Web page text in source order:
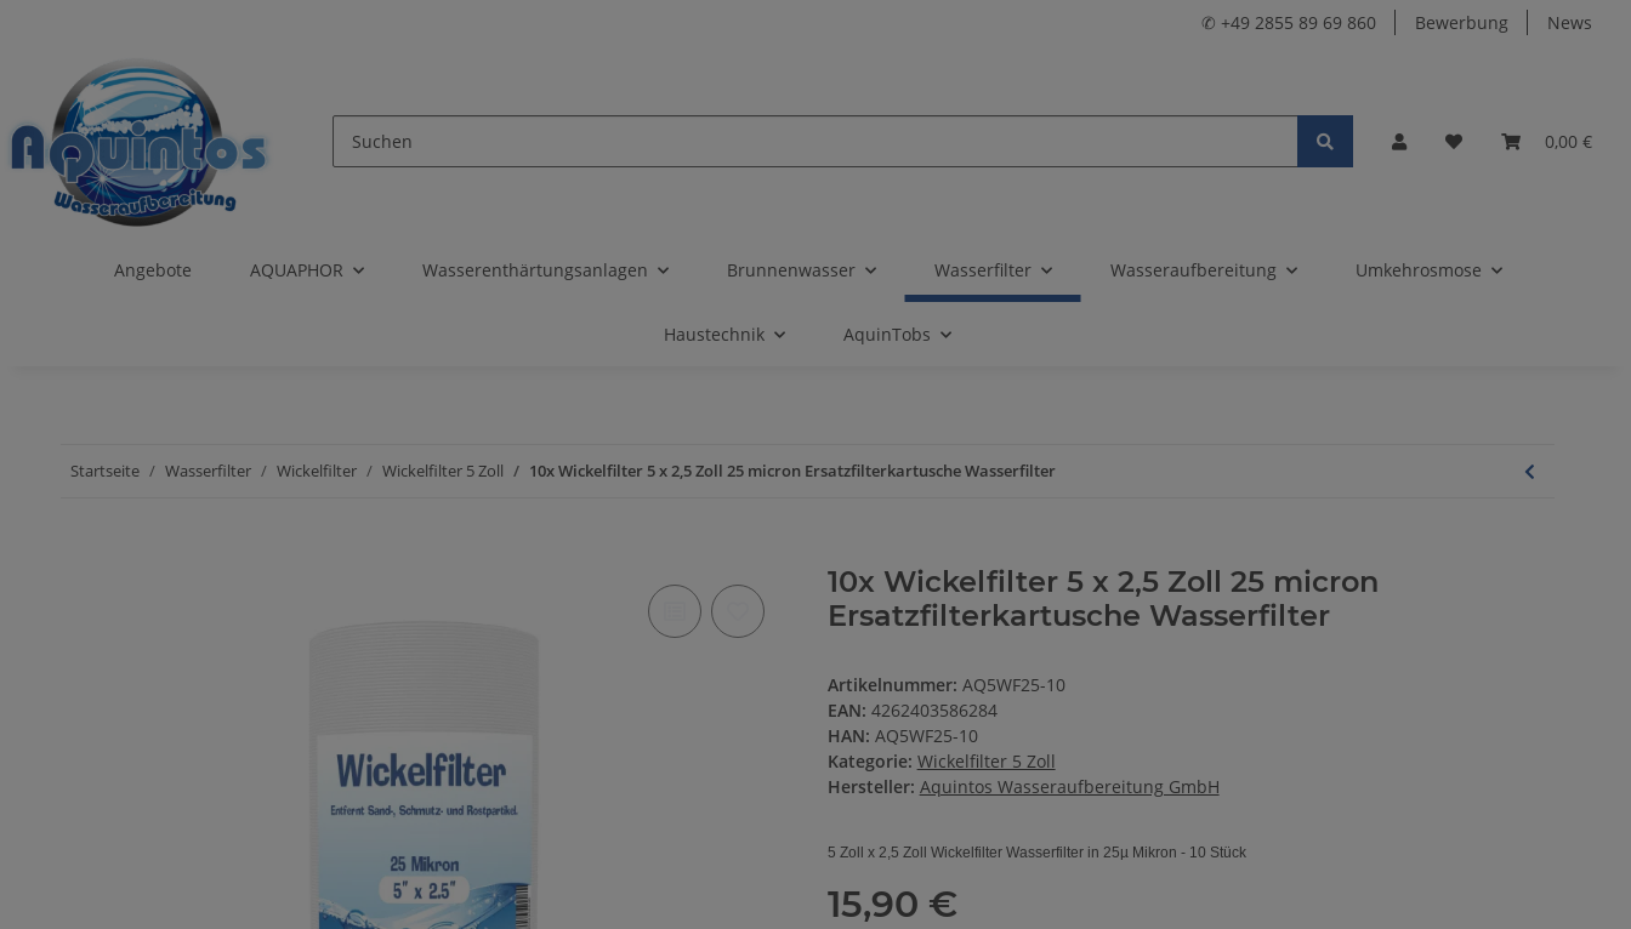
✆ +49 2855 89 69 860 Bewerbung News
0,00 €
Angebote AQUAPHOR Wasserenthärtungsanlagen Brunnenwasser Wasserfilter Wasseraufbereitung Umkehrosmose
Haustechnik AquinTobs
Startseite Wasserfilter Wickelfilter Wickelfilter 5 Zoll 10x Wickelfilter 5 x 2,5 Zoll 25 micron Ersatzfilterkartusche Wasserfilter
10x Wickelfilter 5 x 2,5 Zoll 25 micron
Ersatzfilterkartusche Wasserfilter
Artikelnummer: AQ5WF25-10
EAN: 4262403586284
HAN: AQ5WF25-10
Kategorie: Wickelfilter 5 Zoll
Hersteller: Aquintos Wasseraufbereitung GmbH
5 Zoll x 2,5 Zoll Wickelfilter Wasserfilter in 25µ Mikron - 10 Stück
15,90 €